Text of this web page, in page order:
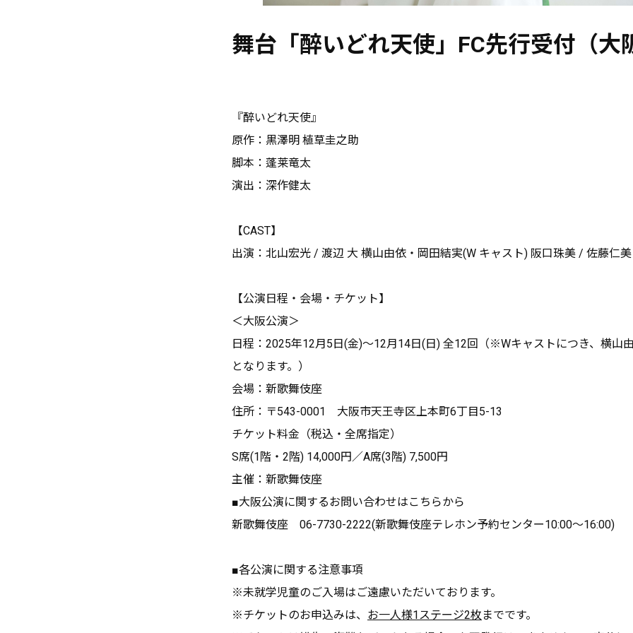
舞台「醉いどれ天使」FC先行受付（大
『醉いどれ天使』
原作：黒澤明 植草圭之助
脚本：蓬莱竜太
演出：深作健太
【CAST】
出演：北山宏光 / 渡辺 大 横山由依・岡田結実(W キャスト) 阪口珠美 / 佐藤仁
【公演日程・会場・チケット】
＜大阪公演＞
日程：2025年12月5日(金)～12月14日(日) 全12回（※Wキャストにつき、横山
となります。）
会場：新歌舞伎座
住所：〒543-0001 大阪市天王寺区上本町6丁目5-13
チケット料金（税込・全席指定）
S席(1階・2階) 14,000円／A席(3階) 7,500円
主催：新歌舞伎座
■大阪公演に関するお問い合わせはこちらから
新歌舞伎座 06-7730-2222(新歌舞伎座テレホン予約センター10:00〜16:00)
■各公演に関する注意事項
※未就学児童のご入場はご遠慮いただいております。
※チケットのお申込みは、 お一人様1ステージ2枚 までです。